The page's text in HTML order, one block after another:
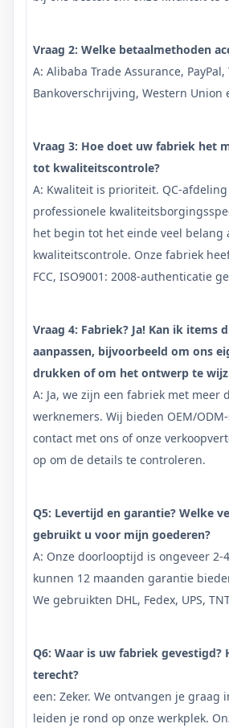
Vraag 2: Welke betaalmethoden
A: Alibaba Trade Assurance, PayPal,
Bankoverschrijving, Western Union
Vraag 3: Hoe doet uw fabriek het
tot kwaliteitscontrole?
A: Kwaliteit is prioriteit. QC-
professionele
het begin tot het einde veel belang
kwaliteitscontrole. Onze fabriek
FCC, ISO9001: 2008-authenticatie
Vraag 4: Fabriek? Ja! Kan ik items
aanpassen, bijvoorbeeld om ons
drukken of om het ontwerp te
A: Ja, we zijn een fabriek met meer
werknemers. Wij bieden OEM/
contact met ons of onze
op om de details te controleren.
Q5: Levertijd en garantie? Welke
gebruikt u voor mijn goederen?
A: Onze doorlooptijd is ongeveer 2-
kunnen 12 maanden garantie
We gebruikten DHL, Fedex, UPS,
Q6: Waar is uw fabriek gevestigd?
terecht?
een: Zeker. We ontvangen je graag
leiden je rond op onze werkplek.